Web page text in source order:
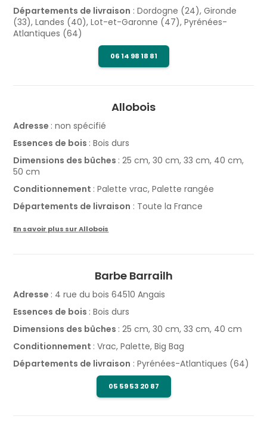
Départements de livraison : Dordogne (24), Gironde
(33), Landes (40), Lot-et-Garonne (47), Pyrénées-
Atlantiques (64)
06 14 98 18 81
Allobois
Adresse : non spécifié
Essences de bois : Bois durs
Dimensions des bûches : 25 cm, 30 cm, 33 cm, 40 cm,
50 cm
Conditionnement : Palette vrac, Palette rangée
Départements de livraison : Toute la France
En savoir plus sur Allobois
Barbe Barrailh
Adresse : 4 rue du bois 64510 Angais
Essences de bois : Bois durs
Dimensions des bûches : 25 cm, 30 cm, 33 cm, 40 cm
Conditionnement : Vrac, Palette, Big Bag
Départements de livraison : Pyrénées-Atlantiques (64)
05 59 53 20 87